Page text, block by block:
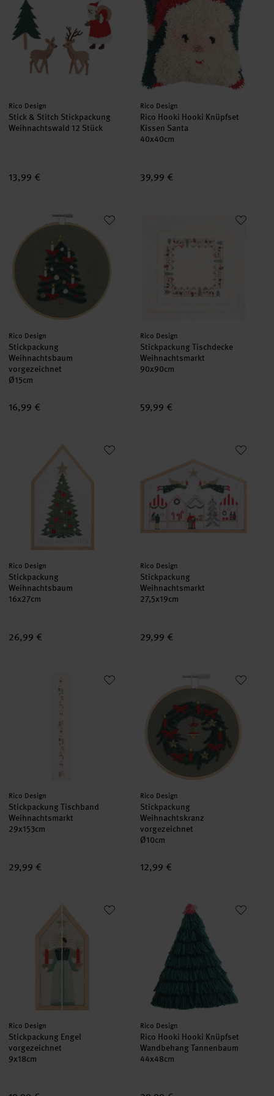
Hersteller:
Rico Design
Stick & Stitch Stickpackung
Weihnachtswald 12 Stück
13,99 €
Hersteller:
Rico Design
Rico Hooki Hooki Knüpfset
Kissen Santa
40x40cm
39,99 €
Stickpackung Weihnachtsbaum vorgezeichnet
Hersteller:
Rico Design
Stickpackung
Weihnachtsbaum
vorgezeichnet
Ø15cm
16,99 €
Stickpackung Tischdecke
Hersteller:
Rico Design
Stickpackung Tischdecke
Weihnachtsmarkt
90x90cm
59,99 €
Stickpackung Weihnachtsbaum
Hersteller:
Rico Design
Stickpackung
Weihnachtsbaum
16x27cm
26,99 €
Stickpackung Weihnachtsmarkt
Hersteller:
Rico Design
Stickpackung
Weihnachtsmarkt
27,5x19cm
29,99 €
Stickpackung Tischband Weihnachtsmarkt
Hersteller:
Rico Design
Stickpackung Tischband
Weihnachtsmarkt
29x153cm
29,99 €
Stickpackung
Hersteller:
Rico Design
Stickpackung
Weihnachtskranz
vorgezeichnet
Ø10cm
12,99 €
Stickpackung Engel vorgezeichnet
Hersteller:
Rico Design
Stickpackung Engel
vorgezeichnet
9x18cm
Rico Hooki Hooki Knüpfset
Hersteller:
Rico Design
Rico Hooki Hooki Knüpfset
Wandbehang Tannenbaum
44x48cm